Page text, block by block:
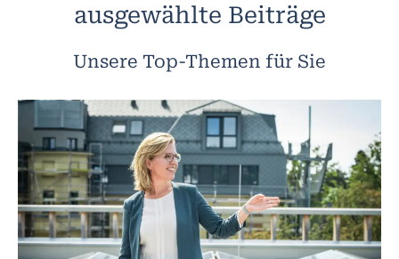
ausgewählte Beiträge
Unsere Top-Themen für Sie